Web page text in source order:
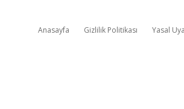
Anasayfa Gizlilik Politikası Yasal